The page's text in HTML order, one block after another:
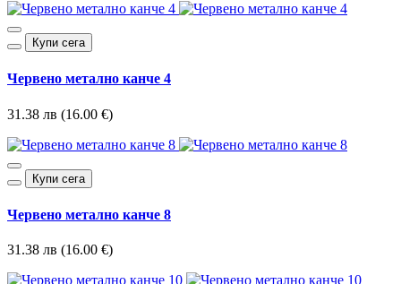
Купи сега
Червено метално канче 4
31.38 лв (16.00 €)
Купи сега
Червено метално канче 8
31.38 лв (16.00 €)